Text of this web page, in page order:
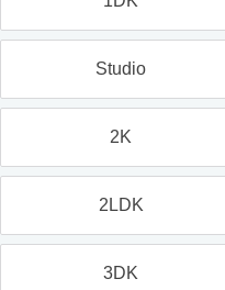
Studio
2K
2LDK
3DK